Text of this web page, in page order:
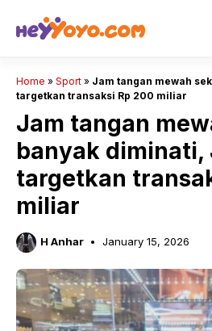
Home » Sport » Jam tangan mewah
targetkan transaksi Rp 200 miliar
Jam tangan
banyak diminati,
targetkan
miliar
H Anhar January 15, 2026